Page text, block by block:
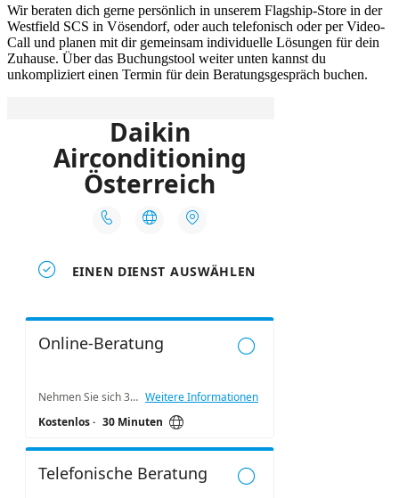
Wir beraten dich gerne persönlich in unserem Flagship-Store in der
Westfield SCS in Vösendorf, oder auch telefonisch oder per Video-
Call und planen mit dir gemeinsam individuelle Lösungen für dein
Zuhause. Über das Buchungstool weiter unten kannst du
unkompliziert einen Termin für dein Beratungsgespräch buchen.